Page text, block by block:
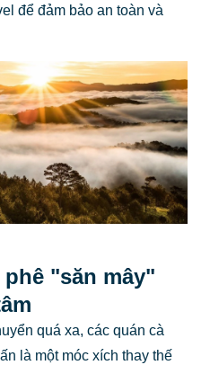
để đảm bảo an toàn và
phê "săn mây"
quá xa, các quán cà
là một móc xích thay thế